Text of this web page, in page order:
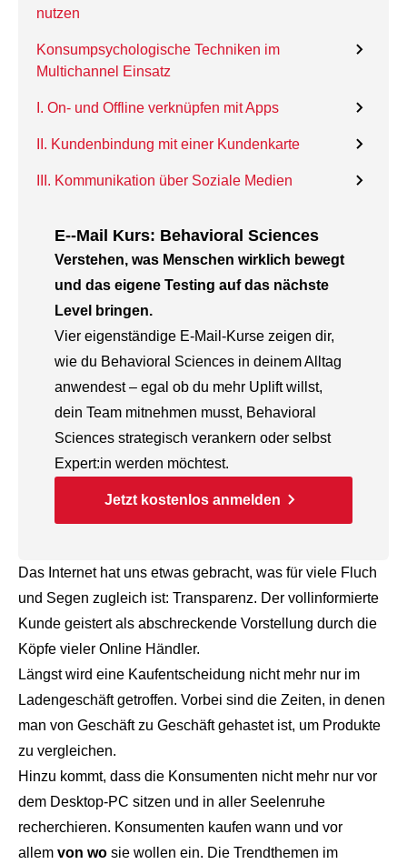
nutzen
Konsumpsychologische Techniken im
Multichannel Einsatz
I. On- und Offline verknüpfen mit Apps
II. Kundenbindung mit einer Kundenkarte
III. Kommunikation über Soziale Medien
E--Mail Kurs: Behavioral Sciences
Verstehen, was Menschen wirklich bewegt
und das eigene Testing auf das nächste
Level bringen.
Vier eigenständige E-Mail-Kurse zeigen dir,
wie du Behavioral Sciences in deinem Alltag
anwendest – egal ob du mehr Uplift willst,
dein Team mitnehmen musst, Behavioral
Sciences strategisch verankern oder selbst
Expert:in werden möchtest.
Jetzt kostenlos anmelden
Das Internet hat uns etwas gebracht, was für viele Fluch
und Segen zugleich ist: Transparenz. Der vollinformierte
Kunde geistert als abschreckende Vorstellung durch die
Köpfe vieler Online Händler.
Längst wird eine Kaufentscheidung nicht mehr nur im
Ladengeschäft getroffen. Vorbei sind die Zeiten, in denen
man von Geschäft zu Geschäft gehastet ist, um Produkte
zu vergleichen.
Hinzu kommt, dass die Konsumenten nicht mehr nur vor
dem Desktop-PC sitzen und in aller Seelenruhe
recherchieren. Konsumenten kaufen wann und vor
allem von wo sie wollen ein. Die Trendthemen im